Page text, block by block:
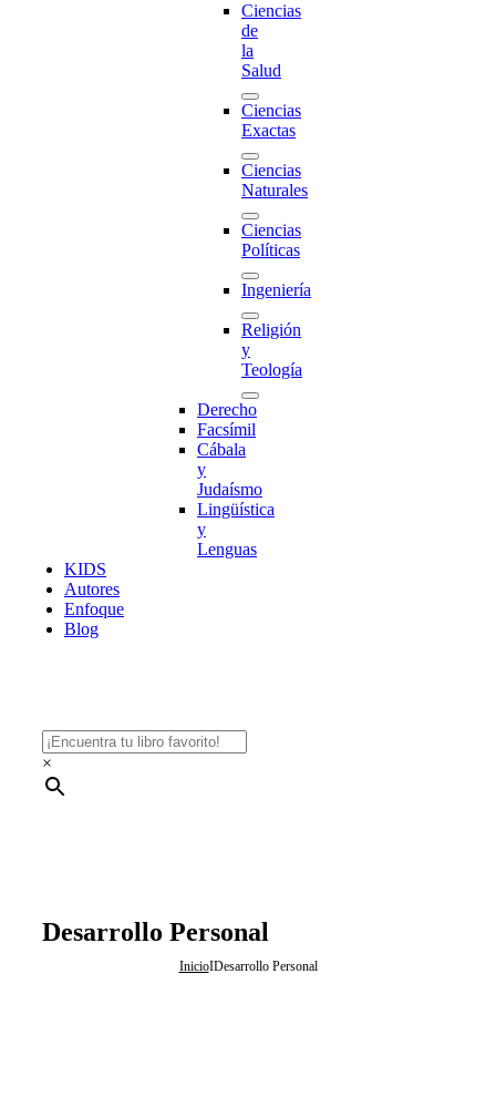
Ciencias
de
la
Salud
Ciencias
Exactas
Ciencias
Naturales
Ciencias
Políticas
Ingeniería
Religión
y
Teología
Derecho
Facsímil
Cábala
y
Judaísmo
Lingüística
y
Lenguas
KIDS
Autores
Enfoque
Blog
×
Desarrollo Personal
InicioIDesarrollo Personal